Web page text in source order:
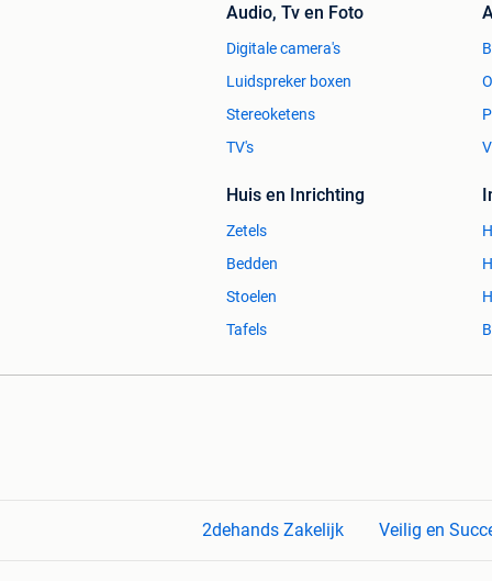
Audio, Tv en Foto
Digitale camera's
Luidspreker boxen
Stereoketens
TV's
Huis en Inrichting
Zetels
Bedden
Stoelen
Tafels
2dehands Zakelijk Veilig en